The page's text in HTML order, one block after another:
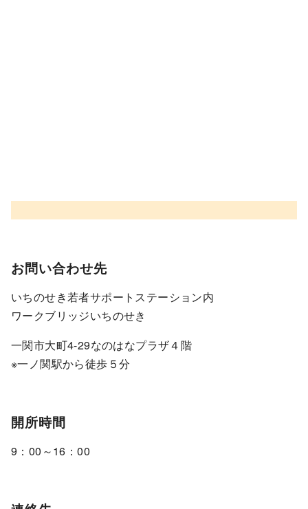
お問い合わせ先
いちのせき若者サポートステーション内
ワークブリッジいちのせき
一関市大町4-29なのはなプラザ４階
※一ノ関駅から徒歩５分
開所時間
9：00～16：00